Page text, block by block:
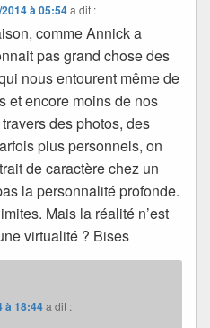
à 05:54 a dit :
comme Annick a
pas grand chose des
nous entourent même de
et encore moins de nos
des photos, des
plus personnels, on
de caractère chez un
la personnalité profonde.
Mais la réalité n’est
virtualité ? Bises
à 18:44a dit :